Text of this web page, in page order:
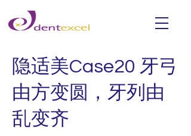
隐适美Case20 牙弓
由方变圆，牙列由
乱变齐